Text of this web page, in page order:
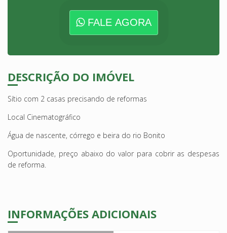
FALE AGORA
DESCRIÇÃO DO IMÓVEL
Sítio com 2 casas precisando de reformas
Local Cinematográfico
Água de nascente, córrego e beira do rio Bonito
Oportunidade, preço abaixo do valor para cobrir as despesas
de reforma.
INFORMAÇÕES ADICIONAIS